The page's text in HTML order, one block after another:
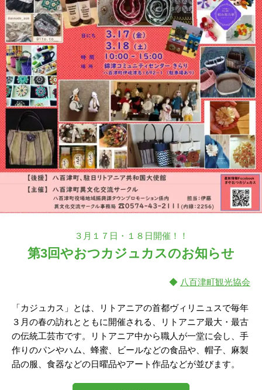
３月１７日・１８日開催！！
第3回やおつカジュカスのお知らせ
◆ 八百津町観光協会
「カジュカス」とは、リトアニアの首都ヴィリニュスで毎年
３月の春の訪れとともに開催される、リトアニア最大・最古
の伝統工芸市です。リトアニア中から職人が一堂に会し、手
作りのパンやハム、蜂蜜、ビールなどの食品や、帽子、麻製
品の服、食器などの日曜品やアート作品などが並びます。